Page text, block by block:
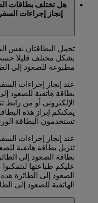
هل تختلف بطاقات
إنجاز إجراءات
تحمل البطاقتان نفس
بشكل مختلف قليلا حسب
مطبوعة للصعود إلى
عند إنجاز إجراءات
بطاقة هاتفية للصعود
الإلكتروني أو من
يمكنكم إبراز هذه
تستخدمون البطاقة
عند إنجاز إجراءات
تنزيل بطاقة هاتفية
بطاقة الصعود إلى
عليكم طباعتها
الصعود إلى الطائرة
الهاتفية للصعود إلى